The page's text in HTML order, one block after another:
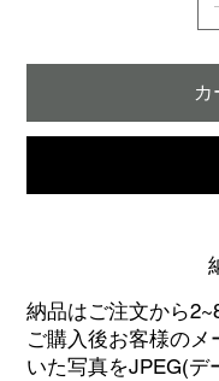
カ
納品はご注文から
ご購入後お客様の
いた写真をJPEG(デ